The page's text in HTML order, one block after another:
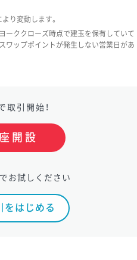
り変動します。
ーククローズ時点で建玉を保有していて
ワップポイントが発生しない営業日があ
取引開始！
開設
お試しください
をはじめる